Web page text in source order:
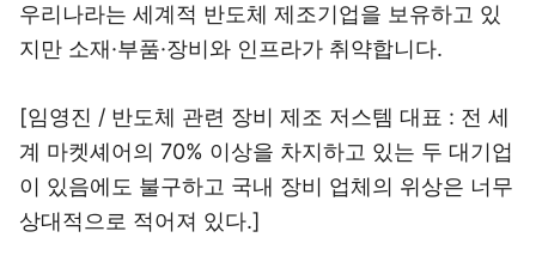
우리나라는 세계적 반도체 제조기업을 보유하고 있
지만 소재·부품·장비와 인프라가 취약합니다.
[임영진 / 반도체 관련 장비 제조 저스템 대표 : 전 세
계 마켓셰어의 70% 이상을 차지하고 있는 두 대기업
이 있음에도 불구하고 국내 장비 업체의 위상은 너무
상대적으로 적어져 있다.]